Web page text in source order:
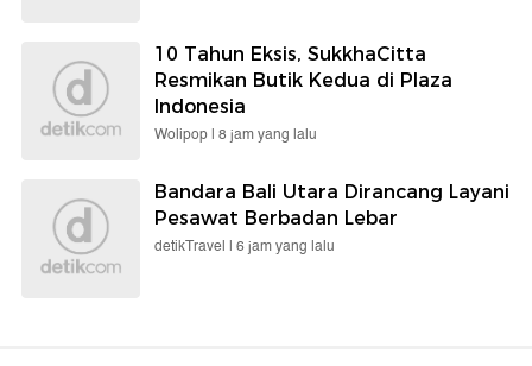
10 Tahun Eksis, SukkhaCitta
Resmikan Butik Kedua di Plaza
Indonesia
Wolipop | 8 jam yang lalu
Bandara Bali Utara Dirancang Layani
Pesawat Berbadan Lebar
detikTravel | 6 jam yang lalu